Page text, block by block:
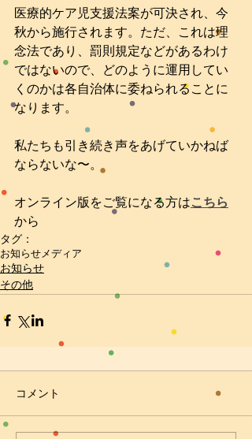
医療的ケア児支援法案が可決され、今
秋から施行されます。ただ、これは理
念法であり、罰則規定などがあるわけ
ではないので、どのように運用してい
くのかは各自治体に委ねられることに
なります。
私たちも引き続き声をあげていかねば
ならないな〜。
オンライン版をご覧になる方はこちら
から
タグ：
お知らせメディア
お知らせ
その他
コメント